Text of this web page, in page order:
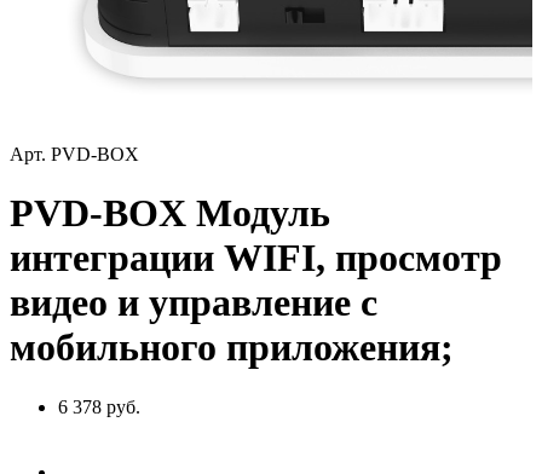
Арт. PVD-BOX
PVD-BOX Модуль
интеграции WIFI, просмотр
видео и управление с
мобильного приложения;
6 378 руб.